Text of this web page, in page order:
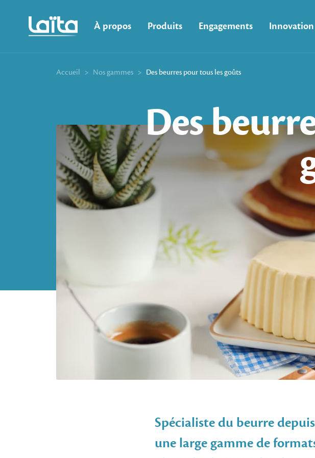
À propos Produits Engagements Innovation
Accueil > Nos gammes > Des beurres pour tous les goûts
Des
Spécialiste du beurre
une large gamme de